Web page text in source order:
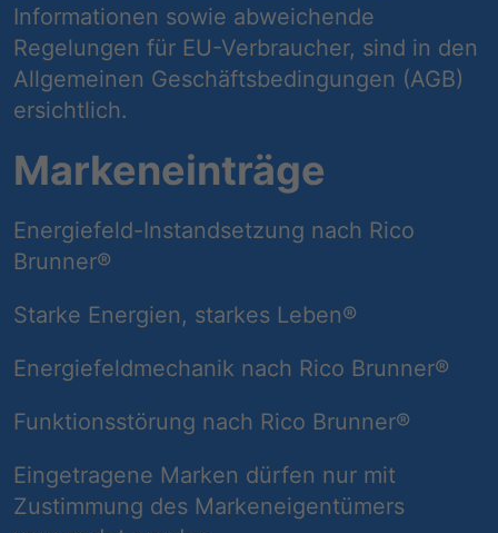
Informationen sowie abweichende
Regelungen für EU-Verbraucher, sind in den
Allgemeinen Geschäftsbedingungen (AGB)
ersichtlich.
Markeneinträge
Energiefeld-Instandsetzung nach Rico
Brunner®
Starke Energien, starkes Leben®
Energiefeldmechanik nach Rico Brunner®
Funktionsstörung nach Rico Brunner®
Eingetragene Marken dürfen nur mit
Zustimmung des Markeneigentümers